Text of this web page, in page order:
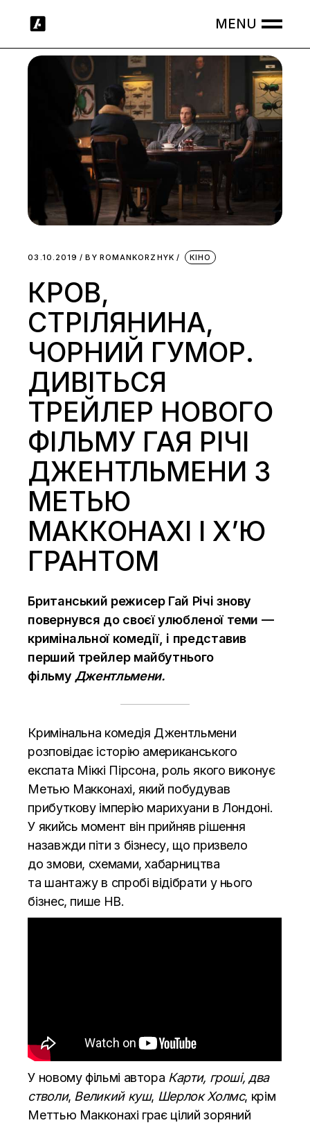
03.10.2019 BY ROMANKORZHYK КІНО
КРОВ,
СТРІЛЯНИНА,
ЧОРНИЙ ГУМОР.
ДИВІТЬСЯ
ТРЕЙЛЕР НОВОГО
ФІЛЬМУ ГАЯ РІЧІ
ДЖЕНТЛЬМЕНИ З
МЕТЬЮ
МАККОНАХІ І Х’Ю
ГРАНТОМ
Британський режисер Гай Річі знову
повернувся до своєї улюбленої теми —
кримінальної комедії, і представив
перший трейлер майбутнього
фільму Джентльмени.
Кримінальна комедія Джентльмени
розповідає історію американського
експата Міккі Пірсона, роль якого виконує
Метью Макконахі, який побудував
прибуткову імперію марихуани в Лондоні.
У якийсь момент він прийняв рішення
назавжди піти з бізнесу, що призвело
до змови, схемами, хабарництва
та шантажу в спробі відібрати у нього
бізнес, пише НВ.
У новому фільмі автора Карти, гроші, два
стволи, Великий куш, Шерлок Холмс, крім
Меттью Макконахі грає цілий зоряний